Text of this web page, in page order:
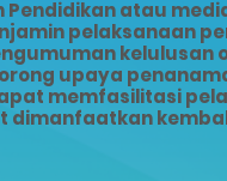
atau
pelaksanaan
kelulusan
upaya
memfasilitasi